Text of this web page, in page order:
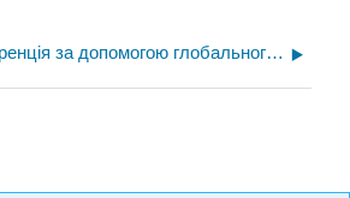
14: Ефективна конкуренція за допомогою глобального маркетингу, дистрибуції та управління ланцюгами поставок